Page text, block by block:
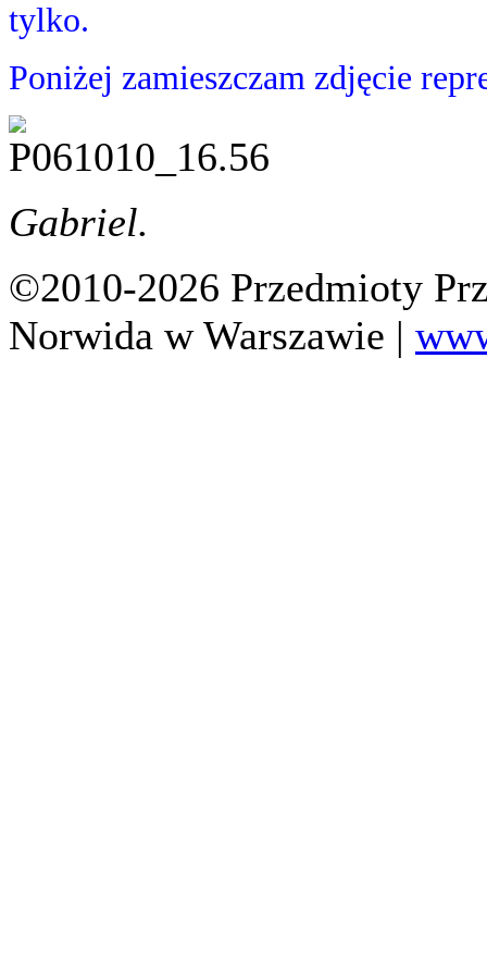
tylko.
Poniżej zamieszczam zdjęcie
Gabriel.
©2010-2026 Przedmioty
Norwida w Warszawie |